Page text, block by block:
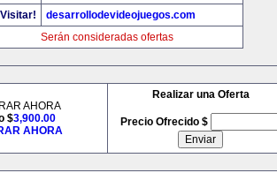
Visitar!
desarrollodevideojuegos.com
Serán consideradas ofertas
AHORA
$3,900.00
AHORA
Realizar una Oferta
Precio Ofrecido $